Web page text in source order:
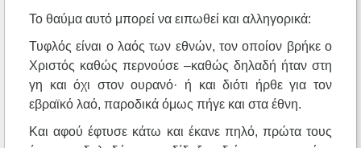
Το θαύμα αυτό μπορεί να ειπωθεί και αλληγορικά:
Τυφλός είναι ο λαός των εθνών, τον οποίον βρήκε ο
Χριστός καθώς περνούσε –καθώς δηλαδή ήταν στη
γη και όχι στον ουρανό· ή και διότι ήρθε για τον
εβραϊκό λαό, παροδικά όμως πήγε και στα έθνη.
Και αφού έφτυσε κάτω και έκανε πηλό, πρώτα τους